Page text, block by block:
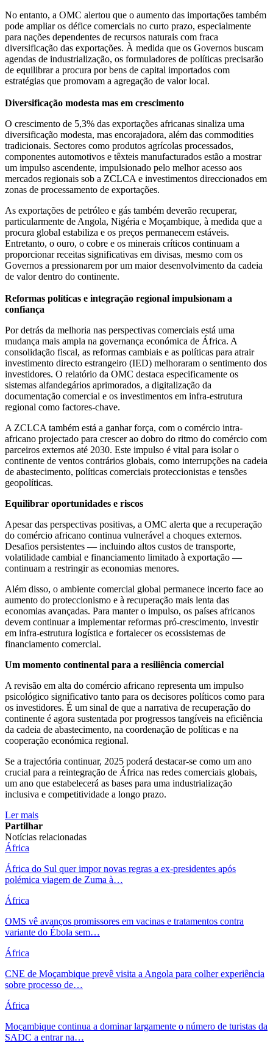
No entanto, a OMC alertou que o aumento das importações também
pode ampliar os défice comerciais no curto prazo, especialmente
para nações dependentes de recursos naturais com fraca
diversificação das exportações. À medida que os Governos buscam
agendas de industrialização, os formuladores de políticas precisarão
de equilibrar a procura por bens de capital importados com
estratégias que promovam a agregação de valor local.
Diversificação modesta mas em crescimento
O crescimento de 5,3% das exportações africanas sinaliza uma
diversificação modesta, mas encorajadora, além das commodities
tradicionais. Sectores como produtos agrícolas processados,
componentes automotivos e têxteis manufacturados estão a mostrar
um impulso ascendente, impulsionado pelo melhor acesso aos
mercados regionais sob a ZCLCA e investimentos direccionados em
zonas de processamento de exportações.
As exportações de petróleo e gás também deverão recuperar,
particularmente de Angola, Nigéria e Moçambique, à medida que a
procura global estabiliza e os preços permanecem estáveis.
Entretanto, o ouro, o cobre e os minerais críticos continuam a
proporcionar receitas significativas em divisas, mesmo com os
Governos a pressionarem por um maior desenvolvimento da cadeia
de valor dentro do continente.
Reformas políticas e integração regional impulsionam a
confiança
Por detrás da melhoria nas perspectivas comerciais está uma
mudança mais ampla na governança económica de África. A
consolidação fiscal, as reformas cambiais e as políticas para atrair
investimento directo estrangeiro (IED) melhoraram o sentimento dos
investidores. O relatório da OMC destaca especificamente os
sistemas alfandegários aprimorados, a digitalização da
documentação comercial e os investimentos em infra-estrutura
regional como factores-chave.
A ZCLCA também está a ganhar força, com o comércio intra-
africano projectado para crescer ao dobro do ritmo do comércio com
parceiros externos até 2030. Este impulso é vital para isolar o
continente de ventos contrários globais, como interrupções na cadeia
de abastecimento, políticas comerciais proteccionistas e tensões
geopolíticas.
Equilibrar oportunidades e riscos
Apesar das perspectivas positivas, a OMC alerta que a recuperação
do comércio africano continua vulnerável a choques externos.
Desafios persistentes — incluindo altos custos de transporte,
volatilidade cambial e financiamento limitado à exportação —
continuam a restringir as economias menores.
Além disso, o ambiente comercial global permanece incerto face ao
aumento do proteccionismo e à recuperação mais lenta das
economias avançadas. Para manter o impulso, os países africanos
devem continuar a implementar reformas pró-crescimento, investir
em infra-estrutura logística e fortalecer os ecossistemas de
financiamento comercial.
Um momento continental para a resiliência comercial
A revisão em alta do comércio africano representa um impulso
psicológico significativo tanto para os decisores políticos como para
os investidores. É um sinal de que a narrativa de recuperação do
continente é agora sustentada por progressos tangíveis na eficiência
da cadeia de abastecimento, na coordenação de políticas e na
cooperação económica regional.
Se a trajectória continuar, 2025 poderá destacar-se como um ano
crucial para a reintegração de África nas redes comerciais globais,
um ano que estabelecerá as bases para uma industrialização
inclusiva e competitividade a longo prazo.
Ler mais
Partilhar
Notícias relacionadas
África
África do Sul quer impor novas regras a ex-presidentes após
polémica viagem de Zuma à…
África
OMS vê avanços promissores em vacinas e tratamentos contra
variante do Ébola sem…
África
CNE de Moçambique prevê visita a Angola para colher experiência
sobre processo de…
África
Moçambique continua a dominar largamente o número de turistas da
SADC a entrar na…